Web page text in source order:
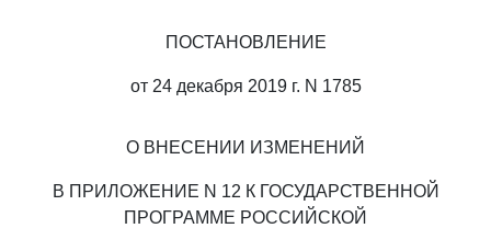
ПОСТАНОВЛЕНИЕ
от 24 декабря 2019 г. N 1785
О ВНЕСЕНИИ ИЗМЕНЕНИЙ
В ПРИЛОЖЕНИЕ N 12 К ГОСУДАРСТВЕННОЙ
ПРОГРАММЕ РОССИЙСКОЙ